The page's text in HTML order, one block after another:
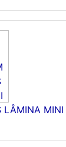
LÂMINA MINI